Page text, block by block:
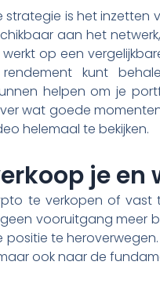
strategie is het
aan het
op een
kunt
helpen om je
wat goede
helemaal te bekijken.
je
te verkopen of
vooruitgang meer
positie te
ook naar de